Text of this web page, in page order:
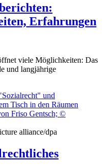
Erfahrungen
viele Möglichkeiten: Das
und langjährige
alliance/dpa